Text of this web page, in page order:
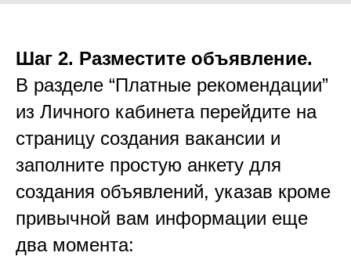
Шаг 2. Разместите объявление.
В разделе “Платные рекомендации”
из Личного кабинета перейдите на
страницу создания вакансии и
заполните простую анкету для
создания объявлений, указав кроме
привычной вам информации еще
два момента: